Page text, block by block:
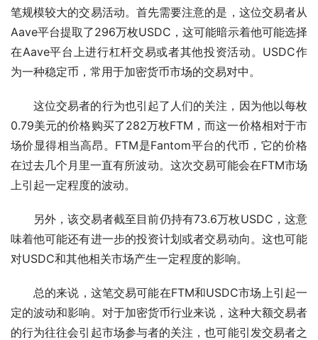
笔规模较大的交易活动。首先需要注意的是，这位交易者从
Aave平台提取了296万枚USDC，这可能暗示着他可能选择
在Aave平台上进行杠杆交易或者其他投资活动。USDC作
为一种稳定币，常用于加密货币市场的交易对中。
这位交易者的行为也引起了人们的关注，因为他以每枚
0.79美元的价格购买了282万枚FTM，而这一价格相对于市
场价显得相当高昂。FTM是Fantom平台的代币，它的价格
在过去几个月里一直有所波动。这次交易可能会在FTM市场
上引起一定程度的波动。
另外，该交易者截至目前仍持有73.6万枚USDC，这意
味着他可能还有进一步的投资计划或者交易动向。这也可能
对USDC和其他相关市场产生一定程度的影响。
总的来说，这笔交易可能在FTM和USDC市场上引起一
定的波动和影响。对于加密货币行业来说，这种大额交易者
的行为往往会引起市场参与者的关注，也可能引发交易者之